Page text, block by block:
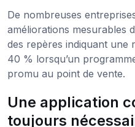
De nombreuses
améliorations mesurables
des repères indiquant une
40 % lorsqu’un
promu au point de vente.
Une application
toujours